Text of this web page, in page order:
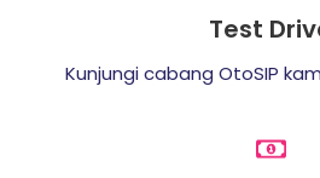
Test
Kunjungi cabang OtoSIP